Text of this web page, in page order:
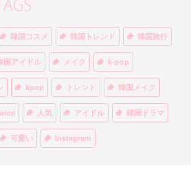
韓国コスメ 韓国トレンド 韓国旅行
国アイドル メイク k-pop
kpop トレンド 韓国メイク
人気 アイドル 韓国ドラマ
可愛い Instagram